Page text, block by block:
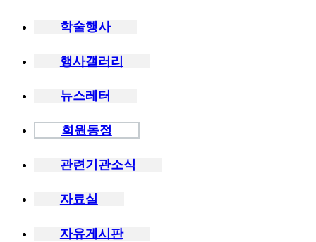
학술행사
행사갤러리
뉴스레터
회원동정
관련기관소식
자료실
자유게시판